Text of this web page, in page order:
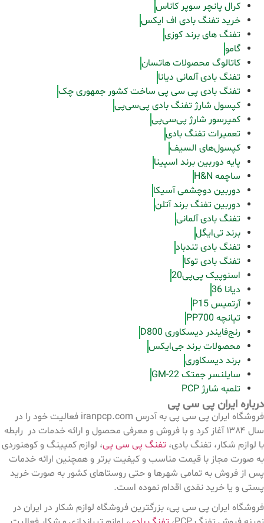
کرال پانچر سوپر کاناس
خرید تفنگ بادی اف ایکس
تفنگ های برند کوزی
گامو
کاتالوگ محصولات هاتسان
تفنگ بادی آلمانی دیانا
تفنگ بادی پی سی پی ساخت کشور جمهوری چک
کپسول شارژ تفنگ بادی پی‌سی‌پی
کمپرسور شارژ پی‌سی‌پی
تعمیرات تفنگ بادی
کپسول‌های السیف
پایه دوربین برند اسپینا
ساچمه H&N
دوربین دوچشمی آسیکا
دوربین تفنگ برند آتلن
تفنگ بادی آلمانی
برند تی‌ایگل
تفنگ بادی تندباد
تفنگ بادی توکا
اسنوپیک پی‌پی20
دیانا 36
آرتمیس P15
تپانچه PP700
رنج‌فایندر دیسکاوری D800
محصولات برند جی‌ایکس
برند دیسکاوری
سایلنسر جمتک GM-22
تلمبه شارژ PCP
درباره ایران پی سی پی
فروشگاه ایران پی سی پی به آدرس iranpcp.com فعالیت خود را در
سال ۱۳۸۴ آغاز کرد و با فروش و معرفی محصول و ارائه خدمات در رابطه
با لوازم شکار، تفنگ بادی، تفنگ پی سی پی، لوازم کمپینگ و کوهنوردی
به صورت مجاز با قیمت مناسب و کیفیت برتر و همچنین ارائه خدمات
پس از فروش به تمامی شهرها و حتی روستاهای کشور به صورت خرید
پستی و یا خرید نقدی اقدام نموده است.
فروشگاه ایران پی سی پی، بزرگترین فروشگاه لوازم شکار در ایران در